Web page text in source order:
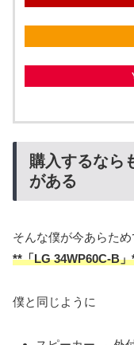
購入するなら
がある
そんな僕が今あらた
**「LG 34WP60C-B」
僕と同じように